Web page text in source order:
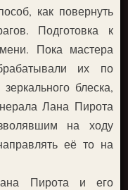
как повернуть
Подготовка к
Пока мастера
их по
блеска,
Лана Пирота
на ходу
её то на
Пирота и его